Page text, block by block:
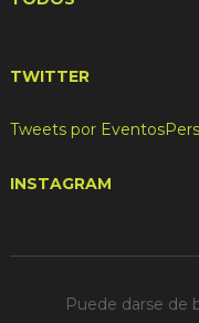
TWITTER
Tweets por EventosPers
INSTAGRAM
Puede darse de